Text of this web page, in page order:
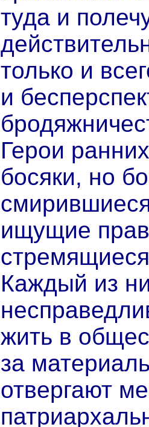
туда и
только и
и
Герои
босяки, но
ищущие
Каждый из
жить в
за
отвергают